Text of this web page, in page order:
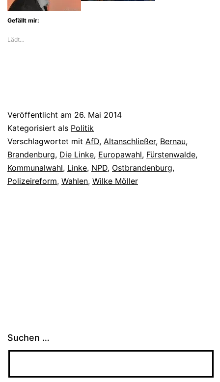
Gefällt mir:
Lädt…
Veröffentlicht am 26. Mai 2014
Kategorisiert als Politik
Verschlagwortet mit AfD, Altanschließer, Bernau,
Brandenburg, Die Linke, Europawahl, Fürstenwalde,
Kommunalwahl, Linke, NPD, Ostbrandenburg,
Polizeireform, Wahlen, Wilke Möller
Suchen …